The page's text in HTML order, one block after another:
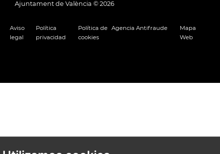
Ajuntament de València © 2026
Aviso
legal
Política
privacidad
Política de
cookies
Agencia Antifraude
Mapa
Web